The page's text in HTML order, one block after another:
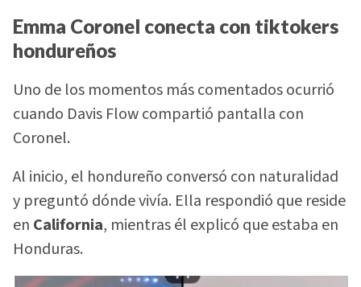
Emma Coronel conecta con tiktokers
hondureños
Uno de los momentos más comentados ocurrió
cuando Davis Flow compartió pantalla con
Coronel.
Al inicio, el hondureño conversó con naturalidad
y preguntó dónde vivía. Ella respondió que reside
en California, mientras él explicó que estaba en
Honduras.